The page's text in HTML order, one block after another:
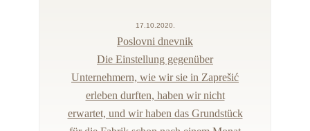
17.10.2020.
Poslovni dnevnik
Die Einstellung gegenüber
Unternehmern, wie wir sie in Zaprešić
erleben durften, haben wir nicht
erwartet, und wir haben das Grundstück